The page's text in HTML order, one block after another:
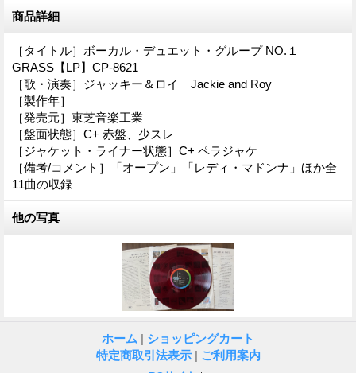
商品詳細
［タイトル］ボーカル・デュエット・グループ NO.１
GRASS【LP】CP-8621
［歌・演奏］ジャッキー＆ロイ Jackie and Roy
［製作年］
［発売元］東芝音楽工業
［盤面状態］C+ 赤盤、少スレ
［ジャケット・ライナー状態］C+ ペラジャケ
［備考/コメント］「オープン」「レディ・マドンナ」ほか全
11曲の収録
他の写真
ホーム | ショッピングカート
特定商取引法表示 | ご利用案内